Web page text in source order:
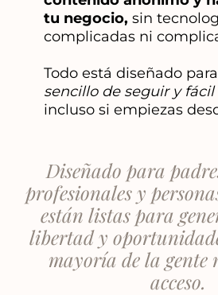
tu negocio, sin
complicadas ni
Todo está diseñado
sencillo de seguir y
incluso si empiezas
Diseñado para
profesionales y
están listas para
libertad y
mayoría de la gente
acceso.